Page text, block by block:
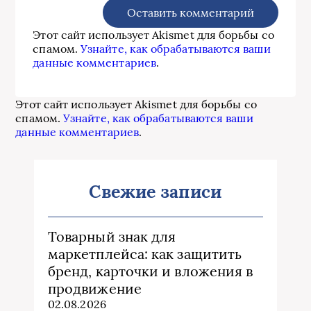
Этот сайт использует Akismet для борьбы со
спамом.Узнайте, как обрабатываются ваши
данные комментариев.
Этот сайт использует Akismet для борьбы со
спамом.Узнайте, как обрабатываются ваши
данные комментариев.
Свежие записи
Товарный знак для
маркетплейса: как защитить
бренд, карточки и вложения в
продвижение
02.08.2026